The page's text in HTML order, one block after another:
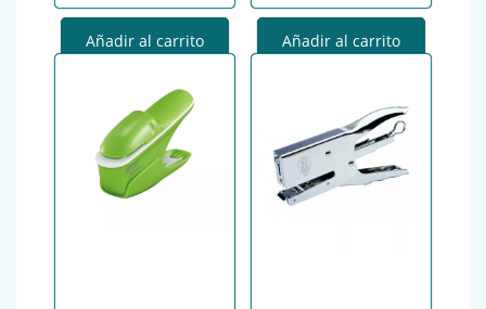
Añadir al carrito Añadir al carrito